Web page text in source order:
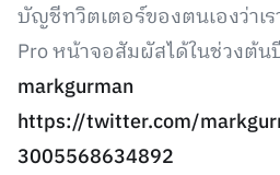
บัญชีทวิตเตอร์ของตนเองว่าเร
Pro หน้าจอสัมผัสได้ในช่วงต้น
markgurman
https://twitter.com/
3005568634892